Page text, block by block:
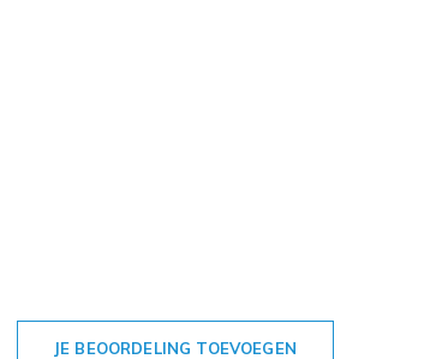
JE BEOORDELING TOEVOEGEN